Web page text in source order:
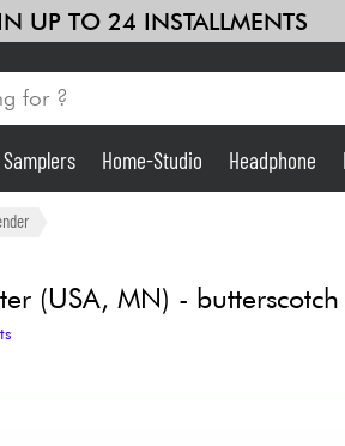
UP TO 24 INSTALLMENTS
Home-Studio
Home-Studio Headphone
(USA, MN) -